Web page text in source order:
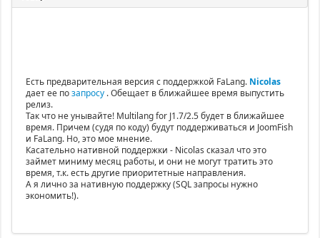
Есть предварительная версия с поддержкой FaLang. Nicolas
дает ее позапросу. Обещает в ближайшее время выпустить
релиз.
Так что не унывайте! Multilang for J1.7/2.5 будет в ближайшее
время. Причем (судя по коду) будут поддерживаться и JoomFish
и FaLang. Но, это мое мнение.
Касательно нативной поддержки - Nicolas сказал что это
займет миниму месяц работы, и они не могут тратить это
время, т.к. есть другие приоритетные направления.
А я лично за нативную поддержку (SQL запросы нужно
экономить!).